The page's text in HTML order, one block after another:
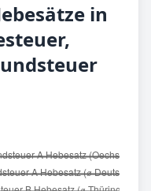
in